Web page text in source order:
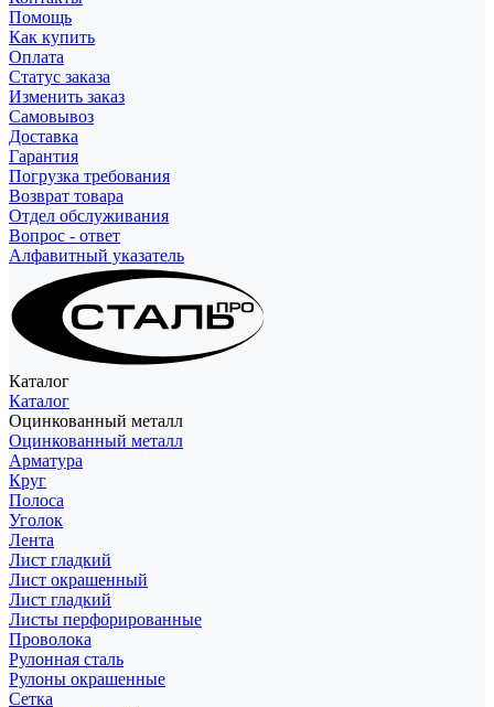
Помощь
Как купить
Оплата
Статус заказа
Изменить заказ
Самовывоз
Доставка
Гарантия
Погрузка требования
Возврат товара
Отдел обслуживания
Вопрос - ответ
Алфавитный указатель
Каталог
Каталог
Оцинкованный металл
Оцинкованный металл
Арматура
Круг
Полоса
Уголок
Лента
Лист гладкий
Лист окрашенный
Лист гладкий
Листы перфорированные
Проволока
Рулонная сталь
Рулоны окрашенные
Сетка